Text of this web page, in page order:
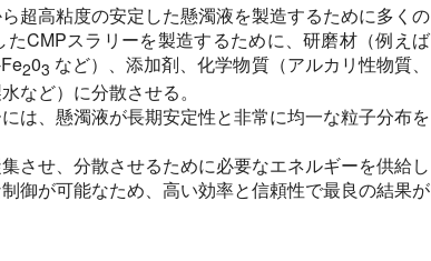
超高粘度の安定した懸濁液を製造するために多くの
CMPスラリーを製造するために、研磨材（例えば
203 など）、添加剤、化学物質（アルカリ性物質、
など）に分散させる。
は、懸濁液が長期安定性と非常に均一な粒子分布を
させ、分散させるために必要なエネルギーを供給し
御が可能なため、高い効率と信頼性で最良の結果が